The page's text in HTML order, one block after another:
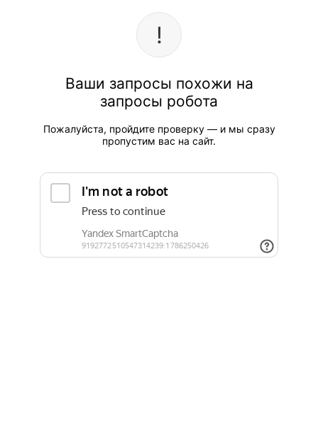
Ваши запросы похожи на
запросы робота
Пожалуйста, пройдите проверку — и мы сразу
пропустим вас на сайт.